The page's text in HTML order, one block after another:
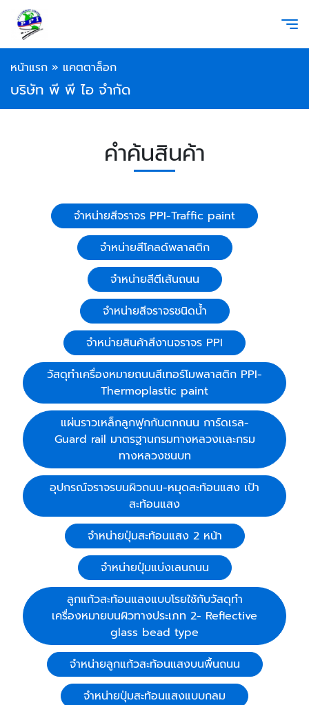
หน้าแรก » แคตตาล็อก
บริษัท พี พี ไอ จำกัด
คำค้นสินค้า
จำหน่ายสีจราจร PPI-Traffic paint
จำหน่ายสีโคลด์พลาสติก
จำหน่ายสีตีเส้นถนน
จำหน่ายสีจราจรชนิดน้ำ
จำหน่ายสินค้าสีงานจราจร PPI
วัสดุทำเครื่องหมายถนนสีเทอร์โมพลาสติก PPI-
Thermoplastic paint
แผ่นราวเหล็กลูกฟูกกันตกถนน การ์ดเรล-
Guard rail มาตรฐานกรมทางหลวงเเละกรม
ทางหลวงชนบท
อุปกรณ์จราจรบนผิวถนน-หมุดสะท้อนแสง เป้า
สะท้อนแสง
จำหน่ายปุ่มสะท้อนแสง 2 หน้า
จำหน่ายปุ่มแบ่งเลนถนน
ลูกแก้วสะท้อนแสงแบบโรยใช้กับวัสดุทำ
เครื่องหมายบนผิวทางประเภท 2- Reflective
glass bead type
จำหน่ายลูกแก้วสะท้อนแสงบนพื้นถนน
จำหน่ายปุ่มสะท้อนแสงแบบกลม